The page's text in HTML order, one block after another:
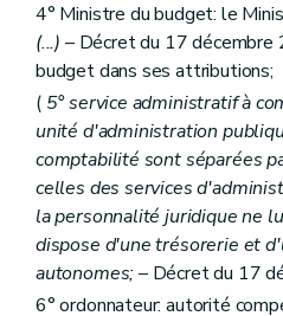
Art. 35
Art. 36
Chapitre II Règles
Art. 37
Art. 38
Art. 39
Art. 40
TitreIV
Dispositions
Art. 41
Art. 42
Art. 43
Art. 44
Art. 44
Art. 45
4° Ministre du budget: le
(...) – Décret du 17
budget dans ses attributions;
( 5° service administratif à
unité d'administration
comptabilité sont séparées
celles des services
la personnalité juridique ne
dispose d'une trésorerie et
autonomes;– Décret du 17
6° ordonnateur: autorité